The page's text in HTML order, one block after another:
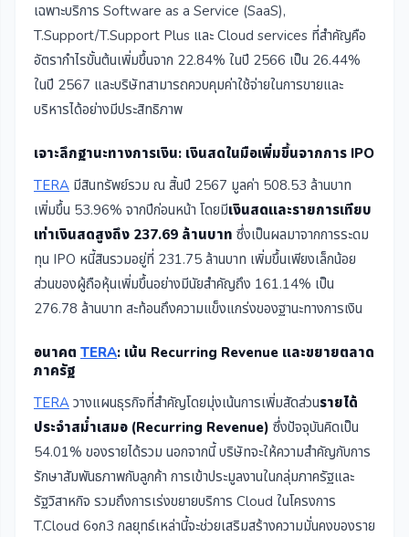
เฉพาะบริการ Software as a Service (SaaS),
T.Support/T.Support Plus และ Cloud services ที่สำคัญคือ
อัตรากำไรขั้นต้นเพิ่มขึ้นจาก 22.84% ในปี 2566 เป็น 26.44%
ในปี 2567 และบริษัทสามารถควบคุมค่าใช้จ่ายในการขายและ
บริหารได้อย่างมีประสิทธิภาพ
เจาะลึกฐานะทางการเงิน: เงินสดในมือเพิ่มขึ้นจากการ IPO
TERA มีสินทรัพย์รวม ณ สิ้นปี 2567 มูลค่า 508.53 ล้านบาท
เพิ่มขึ้น 53.96% จากปีก่อนหน้า โดยมีเงินสดและรายการเทียบ
เท่าเงินสดสูงถึง 237.69 ล้านบาท ซึ่งเป็นผลมาจากการระดม
ทุน IPO หนี้สินรวมอยู่ที่ 231.75 ล้านบาท เพิ่มขึ้นเพียงเล็กน้อย
ส่วนของผู้ถือหุ้นเพิ่มขึ้นอย่างมีนัยสำคัญถึง 161.14% เป็น
276.78 ล้านบาท สะท้อนถึงความแข็งแกร่งของฐานะทางการเงิน
อนาคต TERA: เน้น Recurring Revenue และขยายตลาด
ภาครัฐ
TERA วางแผนธุรกิจที่สำคัญโดยมุ่งเน้นการเพิ่มสัดส่วนรายได้
ประจำสม่ำเสมอ (Recurring Revenue) ซึ่งปัจจุบันคิดเป็น
54.01% ของรายได้รวม นอกจากนี้ บริษัทจะให้ความสำคัญกับการ
รักษาสัมพันธภาพกับลูกค้า การเข้าประมูลงานในกลุ่มภาครัฐและ
รัฐวิสาหกิจ รวมถึงการเร่งขยายบริการ Cloud ในโครงการ
T.Cloud 6๑ก3 กลยุทธ์เหล่านี้จะช่วยเสริมสร้างความมั่นคงของราย